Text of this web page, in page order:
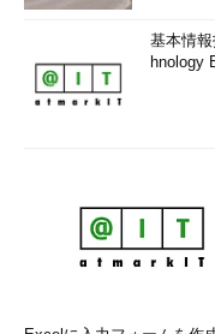
基本情
hnology